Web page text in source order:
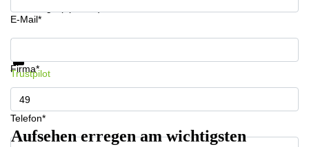
E-Mail*
Firma*
Telefon*
Informationen und Preise erhalten
Trustpilot
Aufsehen erregen am wichtigsten